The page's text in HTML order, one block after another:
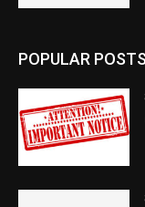
POPULAR POSTS